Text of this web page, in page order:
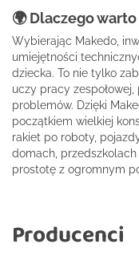
🌍 Dlaczego
Wybierając Makedo,
umiejętności
dziecka. To nie tylko
uczy pracy
problemów. Dzięki
początkiem wielkiej
rakiet po roboty,
domach, przedszkolach
prostotę z ogromnym
Producenci